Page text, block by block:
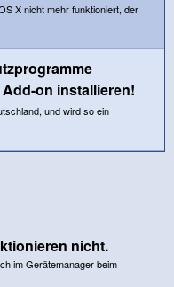
X nicht mehr funktioniert, der
on installieren!
und wird so ein
nicht.
im Gerätemanager beim